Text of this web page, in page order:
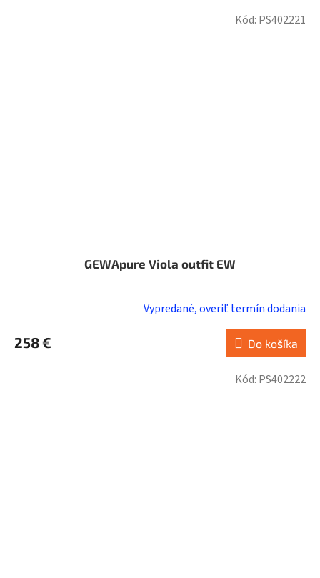
GEWApure Viola outfit EW
Vypredané, overiť termín dodania
258 € Do košíka
Kód: PS402221
Kód: PS402222